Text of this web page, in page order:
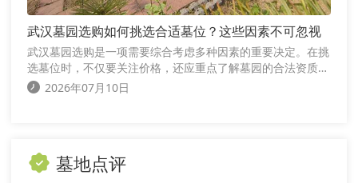
武汉墓园选购如何挑选合适墓位？这些因素不可忽视
武汉墓园选购是一项需要综合考虑多种因素的重要决定。在挑
选墓位时，不仅要关注价格，还应重点了解墓园的合法资质、
园区环境、交通条件、管理水平、收费标准以及后续服务等内
2026年07月10日
墓地点评